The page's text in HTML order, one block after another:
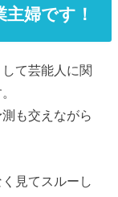
婦です！
て芸能人に関
も交えながら
見てスルーし